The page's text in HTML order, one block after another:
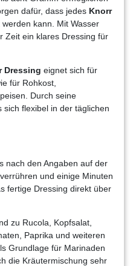
dafür, dass jedes Knorr
kann. Mit Wasser
Zeit ein klares Dressing für
Dressing eignet sich für
für Rohkost,
Durch seine
flexibel in der täglichen
nach den Angaben auf der
und einige Minuten
fertige Dressing direkt über
zu Rucola, Kopfsalat,
Paprika und weiteren
Grundlage für Marinaden
die Kräutermischung sehr